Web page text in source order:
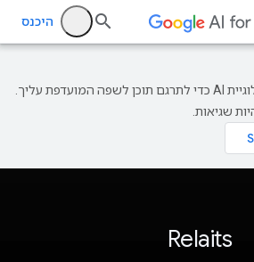
היכנס
‫Google משתמשת בטכנולוגיית AI כדי לתרגם תוכן לשפה המועדפת עליך.
שגיאות.
Relaits